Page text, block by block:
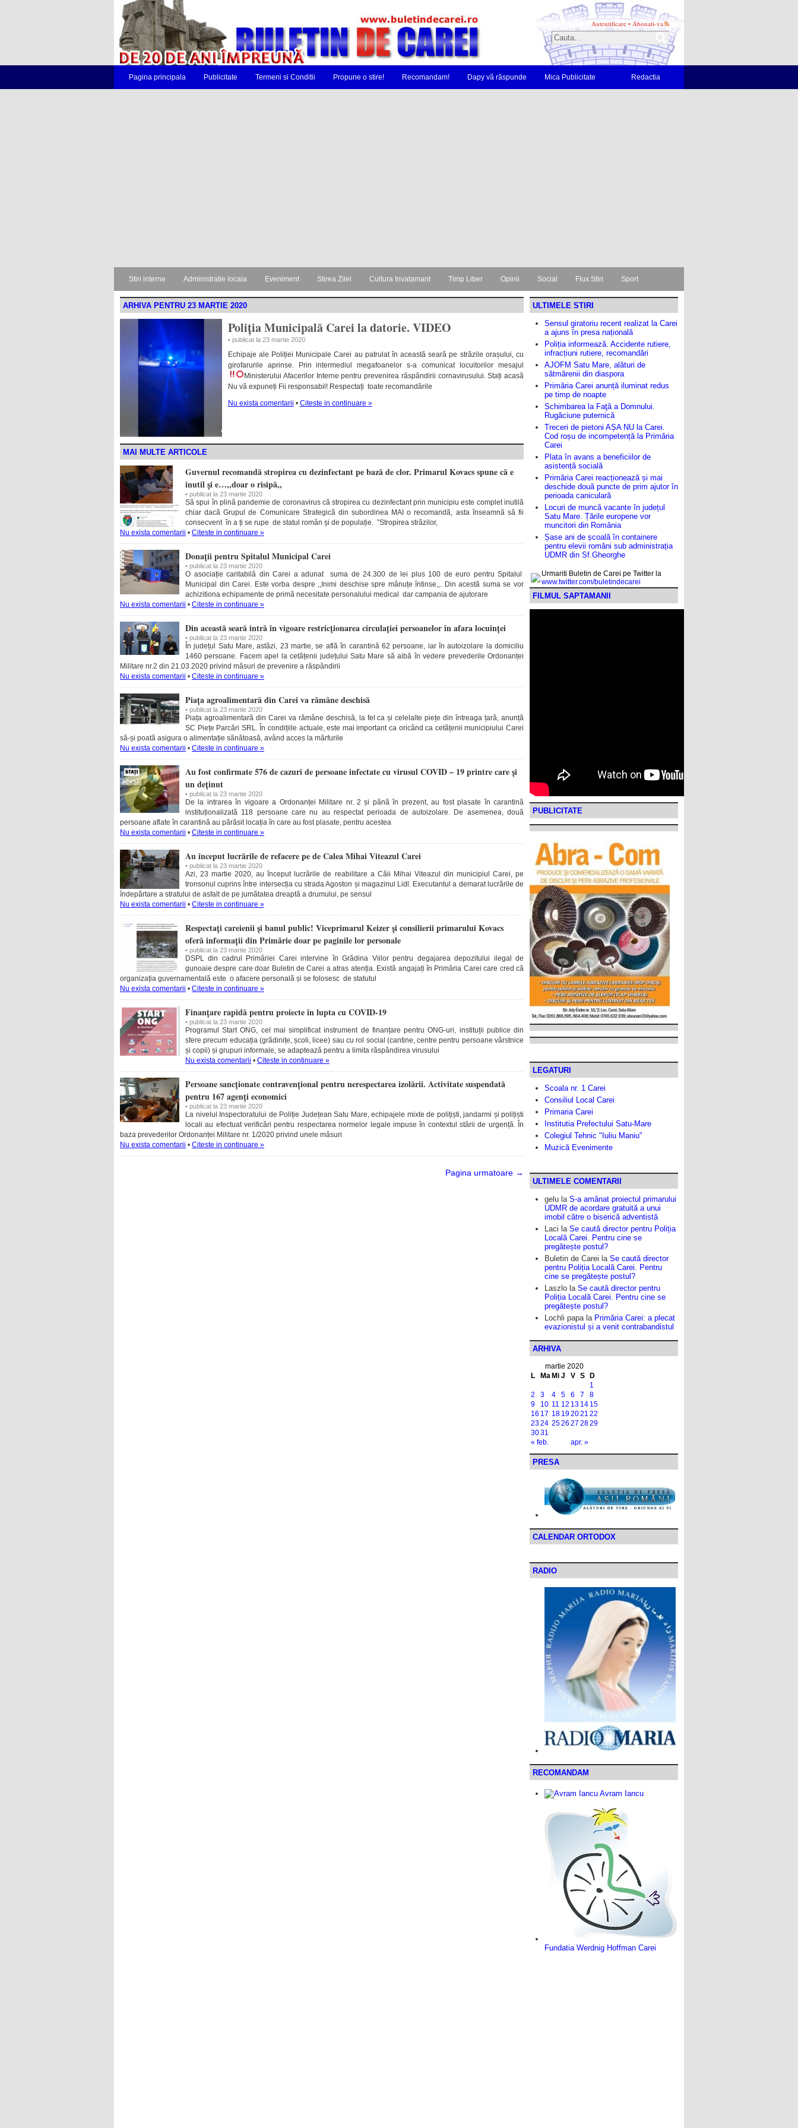
Autentificare • Abonati-va
Pagina principala Publicitate Termeni si Conditii Propune o stire! Recomandam! Dapy vă răspunde Mica Publicitate Redactia
Stiri interne Administratie locala Eveniment Stirea Zilei Cultura Invatamant Timp Liber Opinii Social Flux Stiri Sport
ARHIVA PENTRU 23 MARTIE 2020
Poliția Municipală Carei la datorie. VIDEO
• publicat la 23 martie 2020
Echipaje ale Poliției Municipale Carei au patrulat în această seară pe străzile orașului, cu
girofarurile aprinse. Prin intermediul megafoanelor s-a comunicat locuitorilor mesajul
Ministerului Afacerilor Interne pentru prevenirea răspândirii cornavirusului. Stați acasă
Nu vă expuneți Fii responsabil! Respectați toate recomandările
Nu exista comentarii • Citeste in continuare »
MAI MULTE ARTICOLE
Guvernul recomandă stropirea cu dezinfectant pe bază de clor. Primarul Kovacs spune că e
inutil și e…,,doar o risipă,,
• publicat la 23 martie 2020
Să spui în plină pandemie de coronavirus că stropirea cu dezinfectant prin municipiu este complet inutilă
chiar dacă Grupul de Comunicare Strategică din subordinea MAI o recomandă, asta înseamnă să fii
consecvent în a ți se rupe de statul român și de populație. ”Stropirea străzilor,
Nu exista comentarii • Citeste in continuare »
Donații pentru Spitalul Municipal Carei
• publicat la 23 martie 2020
O asociație caritabilă din Carei a adunat suma de 24.300 de lei plus 100 de euro pentru Spitalul
Municipal din Carei. Este vorba despre ,,Inimi deschise spre mânuțe întinse,,. Din acestă suma se vor
achizitiona echipamente de primă necesitate personalului medical dar campania de ajutorare
Nu exista comentarii • Citeste in continuare »
Din această seară intră în vigoare restricționarea circulației persoanelor în afara locuinței
• publicat la 23 martie 2020
În județul Satu Mare, astăzi, 23 martie, se află în carantină 62 persoane, iar în autoizolare la domiciliu
1460 persoane. Facem apel la cetățenii județului Satu Mare să aibă în vedere prevederile Ordonanței
Militare nr.2 din 21.03.2020 privind măsuri de prevenire a răspândirii
Nu exista comentarii • Citeste in continuare »
Piața agroalimentară din Carei va rămâne deschisă
• publicat la 23 martie 2020
Piața agroalimentară din Carei va rămâne deschisă, la fel ca și celelalte piețe din întreaga țară, anunță
SC Piețe Parcări SRL. În condițiile actuale, este mai important ca oricând ca cetățenii municipiului Carei
să-și poată asigura o alimentație sănătoasă, având acces la mărfurile
Nu exista comentarii • Citeste in continuare »
Au fost confirmate 576 de cazuri de persoane infectate cu virusul COVID – 19 printre care și
un deținut
• publicat la 23 martie 2020
De la intrarea în vigoare a Ordonanței Militare nr. 2 și până în prezent, au fost plasate în carantină
instituționalizată 118 persoane care nu au respectat perioada de autoizolare. De asemenea, două
persoane aflate în carantină au părăsit locația în care au fost plasate, pentru acestea
Nu exista comentarii • Citeste in continuare »
Au început lucrările de refacere pe de Calea Mihai Viteazul Carei
• publicat la 23 martie 2020
Azi, 23 martie 2020, au început lucrările de reabilitare a Căii Mihai Viteazul din municipiul Carei, pe
tronsonul cuprins între intersecția cu strada Agoston și magazinul Lidl. Executantul a demarat lucrările de
îndepărtare a stratului de asfalt de pe jumătatea dreaptă a drumului, pe sensul
Nu exista comentarii • Citeste in continuare »
Respectați careienii și banul public! Viceprimarul Keizer și consilierii primarului Kovacs
oferă informații din Primărie doar pe paginile lor personale
• publicat la 23 martie 2020
DSPL din cadrul Primăriei Carei intervine în Grădina Viilor pentru degajarea depozitului ilegal de
gunoaie despre care doar Buletin de Carei a atras atenția. Există angajați în Primăria Carei care cred că
organizația guvernamentală este o afacere personală și se folosesc de statutul
Nu exista comentarii • Citeste in continuare »
Finanțare rapidă pentru proiecte în lupta cu COVID-19
• publicat la 23 martie 2020
Programul Start ONG, cel mai simplificat instrument de finanțare pentru ONG-uri, instituții publice din
sfere precum educația (grădinițe, școli, licee) sau cu rol social (cantine, centre pentru persoane vârstnice
și copii) și grupuri informale, se adaptează pentru a limita răspândirea virusului
Nu exista comentarii • Citeste in continuare »
Persoane sancționate contravențional pentru nerespectarea izolării. Activitate suspendată
pentru 167 agenți economici
• publicat la 23 martie 2020
La nivelul Inspectoratului de Poliție Județean Satu Mare, echipajele mixte de polițiști, jandarmi și polițiști
locali au efectuat verificări pentru respectarea normelor legale impuse în contextul stării de urgență. În
baza prevederilor Ordonanței Militare nr. 1/2020 privind unele măsuri
Nu exista comentarii • Citeste in continuare »
Pagina urmatoare →
ULTIMELE STIRI
Sensul giratoriu recent realizat la Carei
a ajuns în presa națională
Poliția informează. Accidente rutiere,
infracțiuni rutiere, recomandări
AJOFM Satu Mare, alături de
sătmărenii din diaspora
Primăria Carei anunță iluminat redus
pe timp de noapte
Schimbarea la Faţă a Domnului.
Rugăciune puternică
Treceri de pietoni AȘA NU la Carei.
Cod roșu de incompetență la Primăria
Carei
Plata în avans a beneficiilor de
asistență socială
Primăria Carei reacționează și mai
deschide două puncte de prim ajutor în
perioada caniculară
Locuri de muncă vacante în județul
Satu Mare. Țările europene vor
muncitori din România
Șase ani de școală în containere
pentru elevii români sub administrația
UDMR din Sf.Gheorghe
Urmariti Buletin de Carei pe Twitter la
www.twitter.com/buletindecarei
FILMUL SAPTAMANII
PUBLICITATE
LEGATURI
Scoala nr. 1 Carei
Consiliul Local Carei
Primaria Carei
Institutia Prefectului Satu-Mare
Colegiul Tehnic "Iuliu Maniu"
Muzică Evenimente
ULTIMELE COMENTARII
gelu la S-a amânat proiectul primarului
UDMR de acordare gratuită a unui
imobil către o biserică adventistă
Laci la Se caută director pentru Poliția
Locală Carei. Pentru cine se
pregătește postul?
Buletin de Carei la Se caută director
pentru Poliția Locală Carei. Pentru
cine se pregătește postul?
Laszlo la Se caută director pentru
Poliția Locală Carei. Pentru cine se
pregătește postul?
Lochli papala Primăria Carei: a plecat
evazionistul și a venit contrabandistul
ARHIVA
martie 2020
L
Ma Mi J V S D
« feb. apr. »
1
2
3 4 5 6 7
8
9
10 11 12 13 14 15
16 17 18 192021 22
2324 2526 27 2829
3031
PRESA
CALENDAR ORTODOX
RADIO
RECOMANDAM
Avram Iancu
Fundatia Werdnig Hoffman Carei